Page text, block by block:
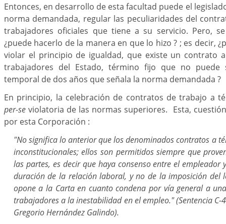
Entonces, en desarrollo de esta facultad puede el
norma demandada, regular las peculiaridades del
trabajadores oficiales que tiene a su servicio. Pero,
¿puede hacerlo de la manera en que lo hizo ? ; es decir,
violar el principio de igualdad, que existe un contrato
trabajadores del Estado, término fijo que no puede
temporal de dos años que señala la norma demandada ?
En principio, la celebración de contratos de trabajo a
per-se violatoria de las normas superiores. Esta,
por esta Corporación :
"No significa lo anterior que los denominados contratos a
inconstitucionales; ellos son permitidos siempre que
las partes, es decir que haya consenso entre el
duración de la relación laboral, y no de la imposición del
opone a la Carta en cuanto condena por vía general a
trabajadores a la inestabilidad en el empleo." (Sentencia C-
Gregorio Hernández Galindo).